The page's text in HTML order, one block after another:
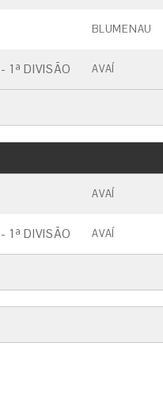
BLUMENAU
1ª DIVISÃO AVAÍ
AVAÍ
1ª DIVISÃO AVAÍ